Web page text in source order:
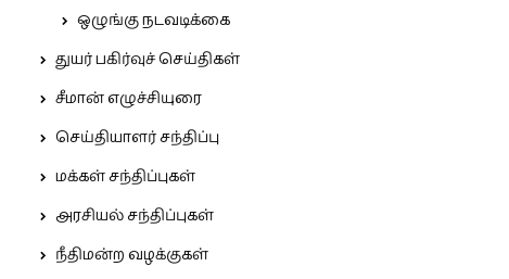
ஒழுங்கு நடவடிக்கை
துயர் பகிர்வுச் செய்திகள்
சீமான் எழுச்சியுரை
செய்தியாளர் சந்திப்பு
மக்கள் சந்திப்புகள்
அரசியல் சந்திப்புகள்
நீதிமன்ற வழக்குகள்